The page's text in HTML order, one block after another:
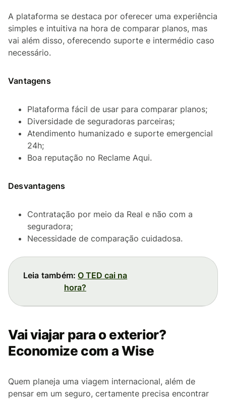
A plataforma se destaca por oferecer uma experiência
simples e intuitiva na hora de comparar planos, mas
vai além disso, oferecendo suporte e intermédio caso
necessário.
Vantagens
Plataforma fácil de usar para comparar planos;
Diversidade de seguradoras parceiras;
Atendimento humanizado e suporte emergencial
24h;
Boa reputação no Reclame Aqui.
Desvantagens
Contratação por meio da Real e não com a
seguradora;
Necessidade de comparação cuidadosa.
Leia também: O TED cai na
hora?
Vai viajar para o exterior?
Economize com a Wise
Quem planeja uma viagem internacional, além de
pensar em um seguro, certamente precisa encontrar